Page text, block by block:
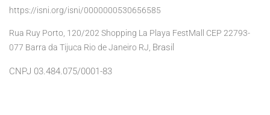
https://isni.org/isni/0000000530656585
Rua Ruy Porto, 120/202 Shopping La Playa FestMall CEP 22793-
077 Barra da Tijuca Rio de Janeiro RJ, Brasil
CNPJ 03.484.075/0001-83